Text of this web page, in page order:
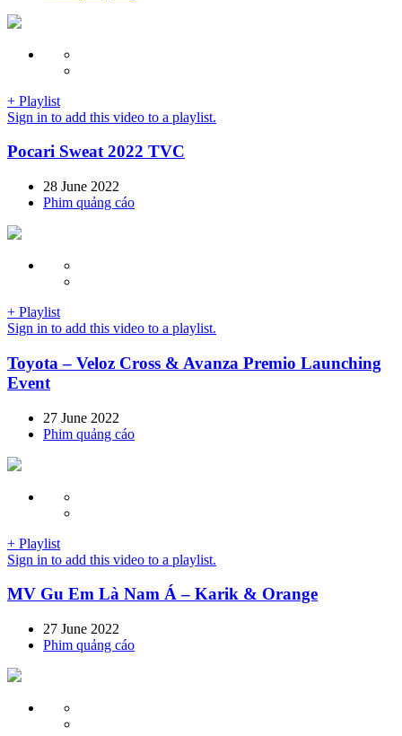
+ Playlist
Sign in to add this video to a playlist.
Pocari Sweat 2022 TVC
28 June 2022
Phim quảng cáo
+ Playlist
Sign in to add this video to a playlist.
Toyota – Veloz Cross & Avanza Premio Launching
Event
27 June 2022
Phim quảng cáo
+ Playlist
Sign in to add this video to a playlist.
MV Gu Em Là Nam Á – Karik & Orange
27 June 2022
Phim quảng cáo